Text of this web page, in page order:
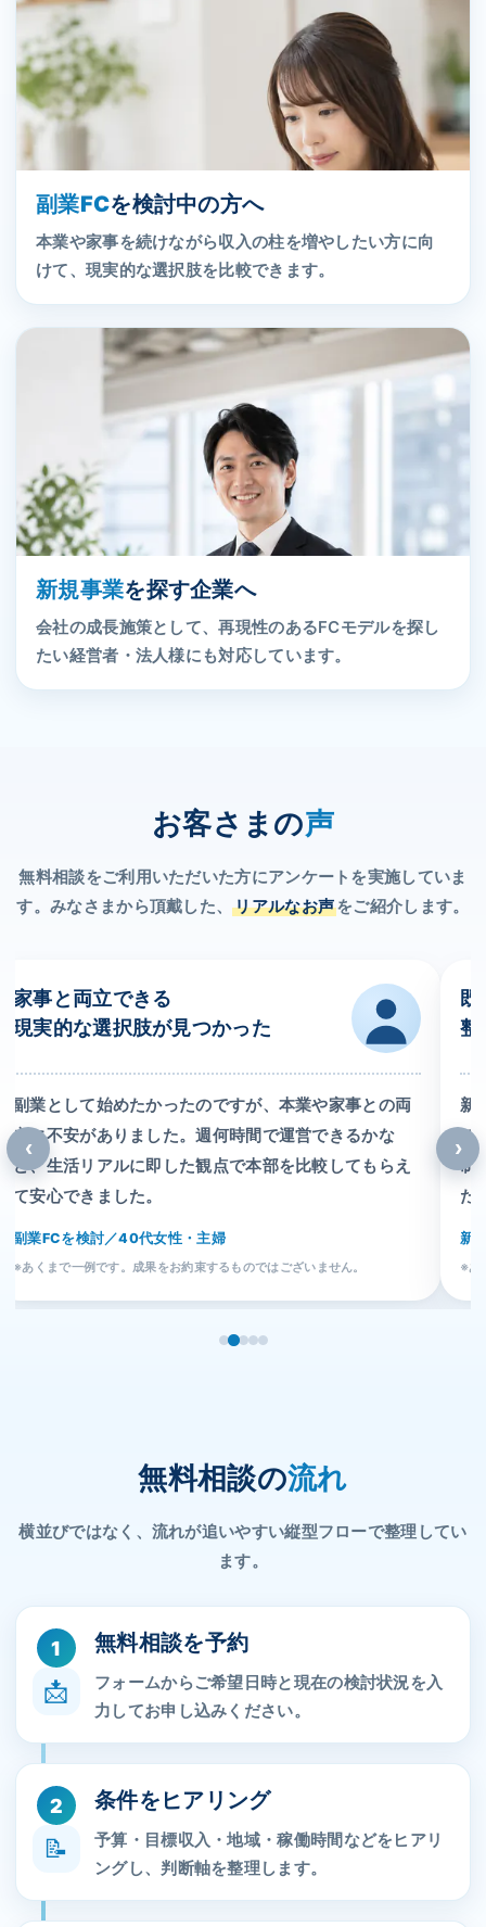
副業FCを検討中の方へ
本業や家事を続けながら収入の柱を増やしたい方に向
けて、現実的な選択肢を比較できます。
新規事業を探す企業へ
会社の成長施策として、再現性のあるFCモデルを探し
たい経営者・法人様にも対応しています。
お客さまの声
無料相談をご利用いただいた方にアンケートを実施していま
す。みなさまから頂戴した、リアルなお声をご紹介します。
家事と両立できる
現実的な選択肢が見つかった
副業として始めたかったのですが、本業や家事との両
立に不安がありました。週何時間で運営できるかな
ど、生活リアルに即した観点で本部を比較してもらえ
て安心できました。
副業FCを検討／40代女性・主婦
※あくまで一例です。成果をお約束するものではございません。
整
新
て
制
た
新
※あ
‹ ›
無料相談の流れ
横並びではなく、流れが追いやすい縦型フローで整理してい
ます。
1
📩
無料相談を予約
フォームからご希望日時と現在の検討状況を入
力してお申し込みください。
2
📝
条件をヒアリング
予算・目標収入・地域・稼働時間などをヒアリ
ングし、判断軸を整理します。